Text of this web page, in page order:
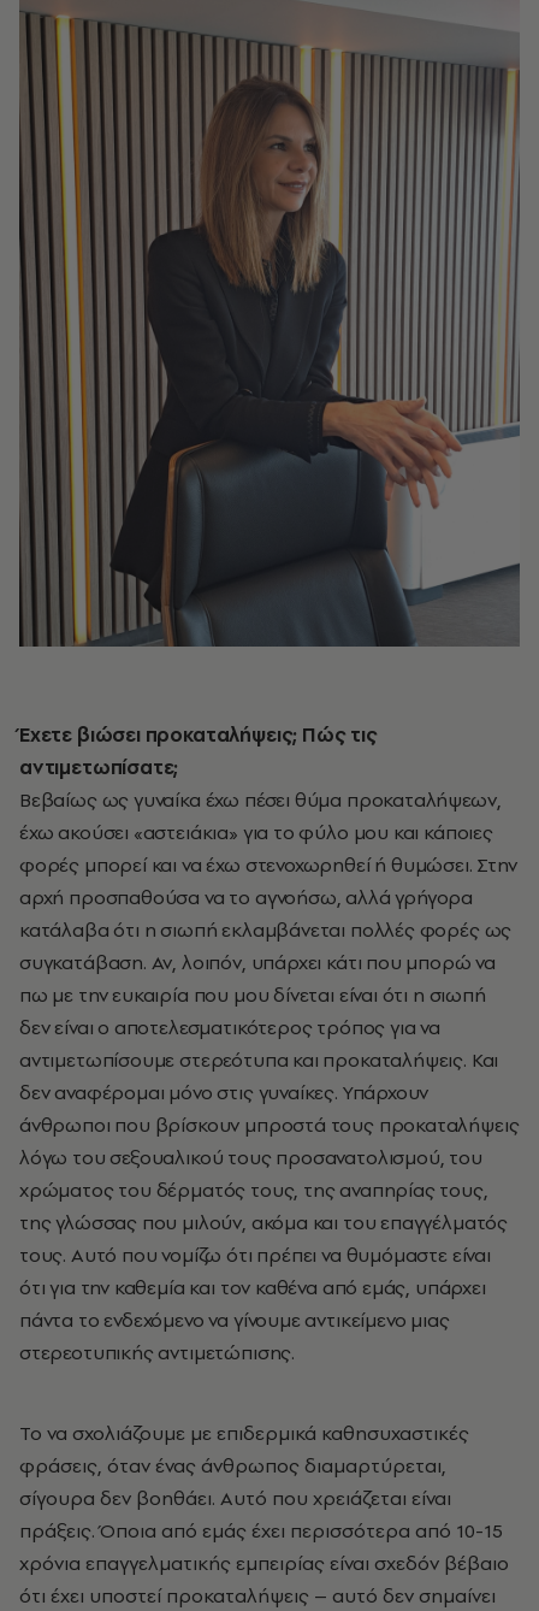
Έχετε βιώσει προκαταλήψεις; Πώς τις
αντιμετωπίσατε;
Βεβαίως ως γυναίκα έχω πέσει θύμα προκαταλήψεων,
έχω ακούσει «αστειάκια» για το φύλο μου και κάποιες
φορές μπορεί και να έχω στενοχωρηθεί ή θυμώσει. Στην
αρχή προσπαθούσα να το αγνοήσω, αλλά γρήγορα
κατάλαβα ότι η σιωπή εκλαμβάνεται πολλές φορές ως
συγκατάβαση. Αν, λοιπόν, υπάρχει κάτι που μπορώ να
πω με την ευκαιρία που μου δίνεται είναι ότι η σιωπή
δεν είναι ο αποτελεσματικότερος τρόπος για να
αντιμετωπίσουμε στερεότυπα και προκαταλήψεις. Και
δεν αναφέρομαι μόνο στις γυναίκες. Υπάρχουν
άνθρωποι που βρίσκουν μπροστά τους προκαταλήψεις
λόγω του σεξουαλικού τους προσανατολισμού, του
χρώματος του δέρματός τους, της αναπηρίας τους,
της γλώσσας που μιλούν, ακόμα και του επαγγέλματός
τους. Αυτό που νομίζω ότι πρέπει να θυμόμαστε είναι
ότι για την καθεμία και τον καθένα από εμάς, υπάρχει
πάντα το ενδεχόμενο να γίνουμε αντικείμενο μιας
στερεοτυπικής αντιμετώπισης.
Το να σχολιάζουμε με επιδερμικά καθησυχαστικές
φράσεις, όταν ένας άνθρωπος διαμαρτύρεται,
σίγουρα δεν βοηθάει. Αυτό που χρειάζεται είναι
πράξεις.Όποια από εμάς έχει περισσότερα από 10-15
χρόνια επαγγελματικής εμπειρίας είναι σχεδόν βέβαιο
ότι έχει υποστεί προκαταλήψεις – αυτό δεν σημαίνει